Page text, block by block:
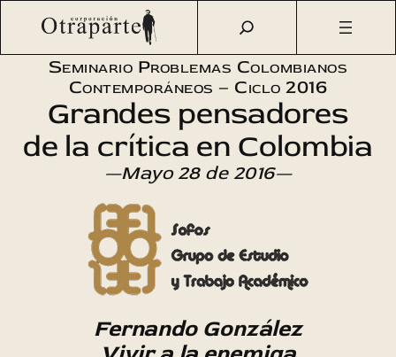
Saltar
contenido
Otraparte.org/Agenda Cultural /Sofos
Seminario Problemas Colombianos
Contemporáneos – Ciclo 2016
Grandes pensadores
de la crítica en Colombia
—Mayo 28 de 2016—
Fernando González